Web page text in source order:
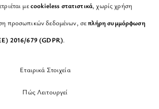
μεcookieless στατιστικά, χωρίς χρήση
προσωπικών δεδομένων, σεπλήρη συμμόρφωση
2016/679 (GDPR).
Εταιρικά Στοιχεία
Πώς Λειτουργεί